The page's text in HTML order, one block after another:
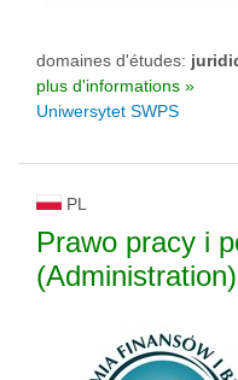
domaines d'études:
plus d'informations »
Uniwersytet SWPS
PL
Prawo pracy i
(Administration)